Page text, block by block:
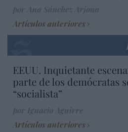
Artículos anteriores
EEUU. Inquietante
parte de los demócratas
“socialista”
Artículos anteriores